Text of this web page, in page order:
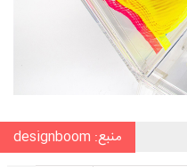
منبع: designboom